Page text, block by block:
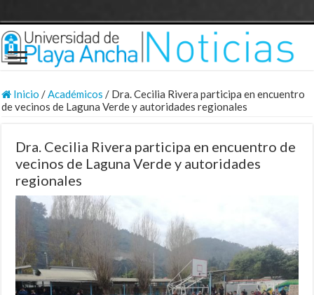
Inicio /Académicos / Dra. Cecilia Rivera participa en encuentro
de vecinos de Laguna Verde y autoridades regionales
Dra. Cecilia Rivera participa en encuentro de
vecinos de Laguna Verde y autoridades
regionales